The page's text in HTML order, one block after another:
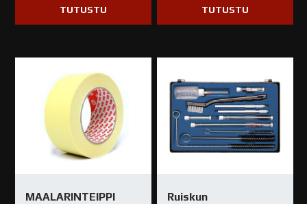
TUTUSTU TUTUSTU
MAALARINTEIPPI Ruiskun